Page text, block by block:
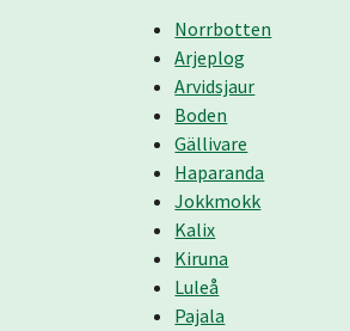
Norrbotten
Arjeplog
Arvidsjaur
Boden
Gällivare
Haparanda
Jokkmokk
Kalix
Kiruna
Luleå
Pajala